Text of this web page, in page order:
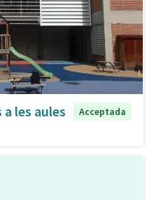
les aules
Acceptada